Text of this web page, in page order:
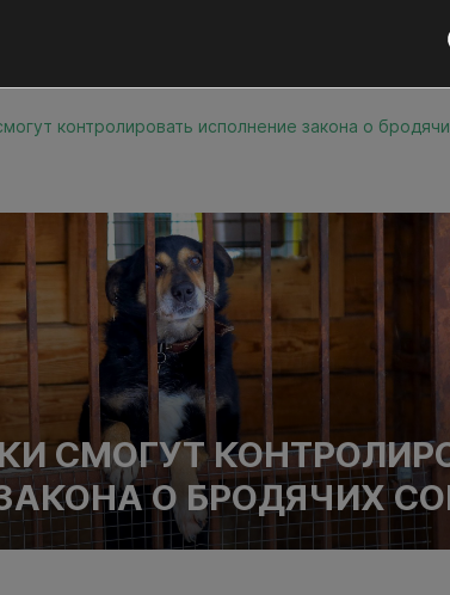
контролировать исполнение закона о
СМОГУТ
О БРОДЯЧИХ